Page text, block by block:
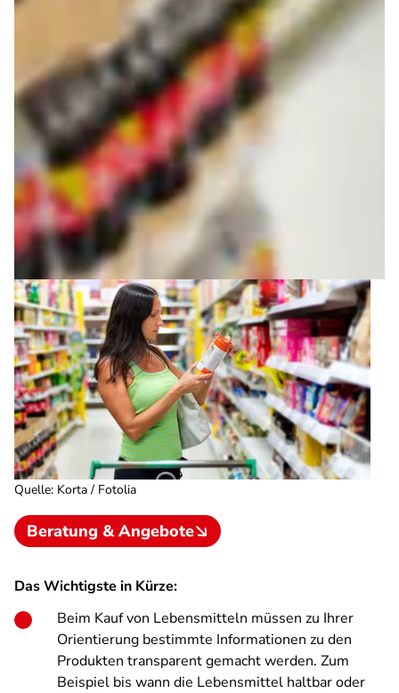
Quelle: Korta / Fotolia
Beratung & Angebote
Das Wichtigste in Kürze:
Beim Kauf von Lebensmitteln müssen zu Ihrer
Orientierung bestimmte Informationen zu den
Produkten transparent gemacht werden. Zum
Beispiel bis wann die Lebensmittel haltbar oder